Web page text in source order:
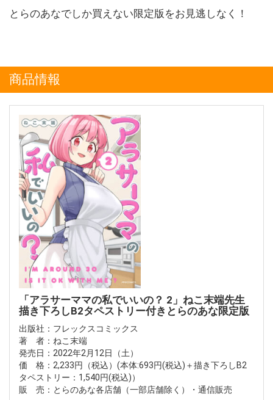
とらのあなでしか買えない限定版をお見逃しなく！
商品情報
「アラサーママの私でいいの？ 2」ねこ末端先生
描き下ろしB2タペストリー付きとらのあな限定版
出版社：フレックスコミックス
著 者：ねこ末端
発売日：2022年2月12日（土）
価 格：2,233円（税込）(本体:693円(税込)＋描き下ろしB2
タペストリー：1,540円(税込)）
販 売：とらのあな各店舗（一部店舗除く）・通信販売